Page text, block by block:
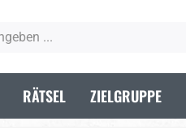
RÄTSEL ZIELGRUPPE